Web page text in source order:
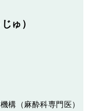
ゅ）
（麻酔科専門医）